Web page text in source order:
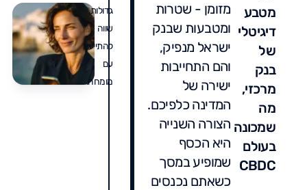
מטבע
דיגיטלי
של
בנק
מרכזי,
מה
שמכונה
בעולם
CBDC
מזומן - שטרות
ומטבעות שבנק
ישראל מנפיק,
והם התחייבות
ישירה של
המדינה כלפיכם.
הצורה השנייה
היא הכסף
שמופיע במסך
כשאתם נכנסים
גדולות,
שווה
להתייעץ
עם
מומחה.